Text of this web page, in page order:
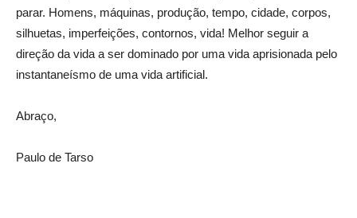
parar. Homens, máquinas, produção, tempo, cidade, corpos,
silhuetas, imperfeições, contornos, vida! Melhor seguir a
direção da vida a ser dominado por uma vida aprisionada pelo
instantaneísmo de uma vida artificial.
Abraço,
Paulo de Tarso